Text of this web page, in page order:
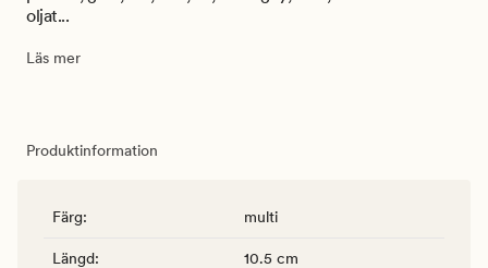
oljat...
Läs mer
Produktinformation
Färg: multi
Längd: 10.5 cm